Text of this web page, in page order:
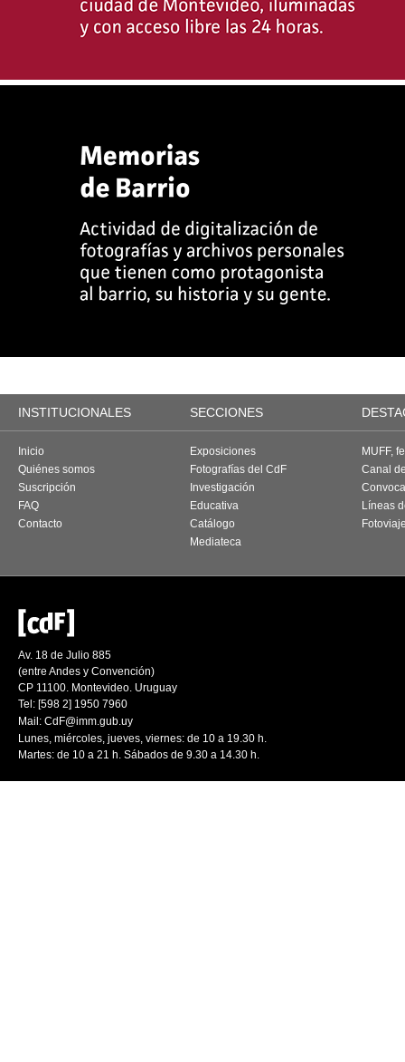
INSTITUCIONALES SECCIONES
Inicio
Quiénes somos
Suscripción
FAQ
Contacto
Exposiciones
Fotografías del CdF
Investigación
Educativa
Catálogo
Mediateca
MUFF,
Canal
Líneas
Av. 18 de Julio 885
(entre Andes y Convención)
CP 11100. Montevideo. Uruguay
Tel: [598 2] 1950 7960
Mail: CdF@imm.gub.uy
Lunes, miércoles, jueves, viernes: de 10 a 19.30 h.
Martes: de 10 a 21 h. Sábados de 9.30 a 14.30 h.